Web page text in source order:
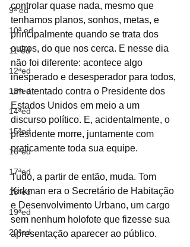
9ª ed
10ª ed
11ªed
12ªed
13ªed
14ªed
15ªed
16ªed
17ªed
18ªed
19ªed
20ªed
controlar quase nada, mesmo que
tenhamos planos, sonhos, metas, e
principalmente quando se trata dos
outros, do que nos cerca. E nesse dia
não foi diferente: acontece algo
inesperado e desesperador para todos,
um atentado contra o Presidente dos
Estados Unidos em meio a um
discurso político. E, acidentalmente, o
presidente morre, juntamente com
praticamente toda sua equipe.
Tudo, a partir de então, muda. Tom
Kirkman era o Secretário de Habitação
e Desenvolvimento Urbano, um cargo
sem nenhum holofote que fizesse sua
apresentação aparecer ao público.